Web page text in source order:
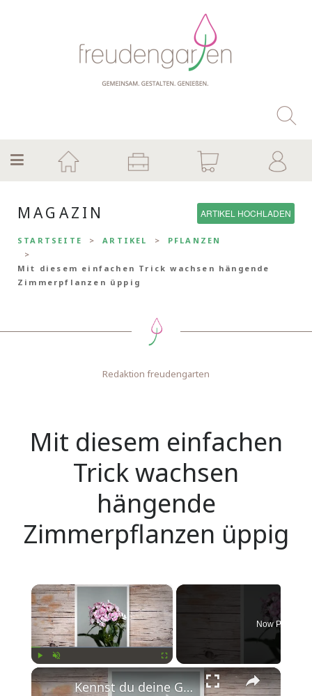
MAGAZIN ARTIKEL HOCHLADEN
STARTSEITE ARTIKEL PFLANZEN
Mit diesem einfachen Trick wachsen hängende
Zimmerpflanzen üppig
Redaktion freudengarten
Mit diesem einfachen
Trick wachsen
hängende
Zimmerpflanzen üppig
×
Fullscreen
Now Playing
×
Kennst du deine Geburtsblume?